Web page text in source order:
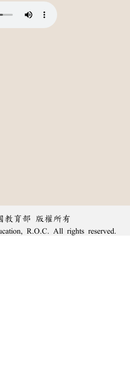
教育部 版權所有
R.O.C. All rights reserved.